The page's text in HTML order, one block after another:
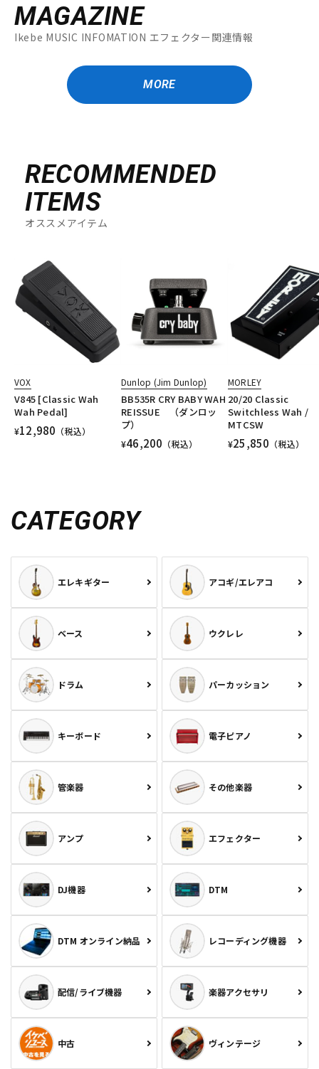
MAGAZINE
Ikebe MUSIC INFOMATION エフェクター関連情報
MORE
RECOMMENDED
ITEMS
オススメアイテム
VOX
V845 [Classic Wah
Wah Pedal]
¥12,980 （税込）
Dunlop (Jim Dunlop)
BB535R CRY BABY WAH
REISSUE （ダンロッ
プ）
¥46,200 （税込）
MORLEY
20/20 Classic
Switchless Wah /
MTCSW
¥25,850 （税込）
CATEGORY
エレキギター アコギ/エレアコ
ベース ウクレレ
ドラム パーカッション
キーボード 電子ピアノ
管楽器 その他楽器
アンプ エフェクター
DJ機器 DTM
DTM オンライン納品 レコーディング機器
配信/ライブ機器 楽器アクセサリ
中古 ヴィンテージ